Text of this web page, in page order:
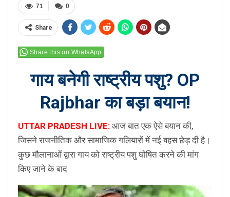
0
71
Share
Share this on WhatsApp
गाय बनेगी राष्ट्रीय पशु? OP
Rajbhar का बड़ा बयान!
UTTAR PRADESH LIVE: आज बात एक ऐसे बयान की,
जिसने राजनीतिक और सामाजिक गलियारों में नई बहस छेड़ दी है।
कुछ मौलानाओं द्वारा गाय को राष्ट्रीय पशु घोषित करने की मांग
किए जाने के बाद